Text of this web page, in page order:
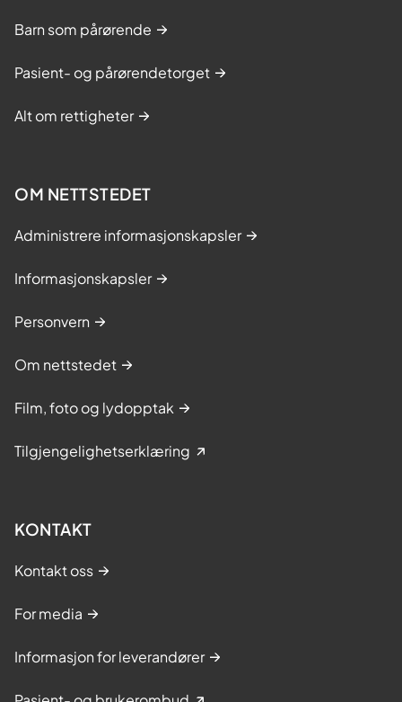
Barn som pårørende
Pasient- og pårørendetorget
Alt om rettigheter
OM NETTSTEDET
Administrere informasjonskapsler
Informasjonskapsler
Personvern
Om nettstedet
Film, foto og lydopptak
Tilgjengelighetserklæring
KONTAKT
Kontakt oss
For media
Informasjon for leverandører